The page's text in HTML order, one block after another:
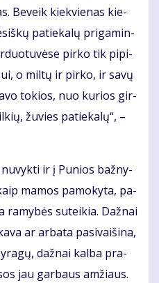
Be­veik kiek­vie­nas kie­
pa­tie­ka­lų pri­ga­min­
pir­ko tik pi­pi­
o mil­tų ir pir­ko, ir sa­vų
to­kios, nuo ku­rios gir­
žu­vies pa­tie­ka­lų“, –
ir į Pu­nios baž­ny­
ma­mos pa­mo­ky­ta, pa­
ra­my­bės su­tei­kia. Daž­nai
ar ar­ba­ta pa­si­vai­ši­na,
daž­nai kal­ba pra­
jau gar­baus am­žiaus.